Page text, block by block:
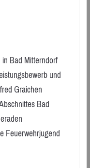
Bad Mitterndorf
und
Graichen
Bad
Feuerwehrjugend